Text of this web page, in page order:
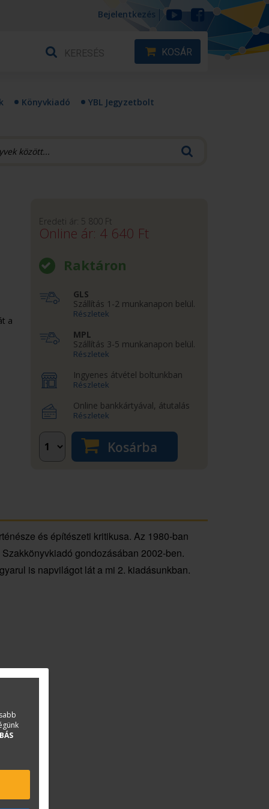
Bejelentkezés
KOSÁR
Könyvkiadó YBL Jegyzetbolt
a
Eredeti ár: 5 800Ft
Online ár: 4 640 Ft
Raktáron
GLS
Szállítás 1-2 munkanapon belül.
Részletek
MPL
Szállítás 3-5 munkanapon belül.
Részletek
Ingyenes átvétel boltunkban
Részletek
Online bankkártyával, átutalás
Részletek
Kosárba
és építészeti kritikusa. Az 1980-ban
gondozásában 2002-ben.
is napvilágot lát a mi 2. kiadásunkban.